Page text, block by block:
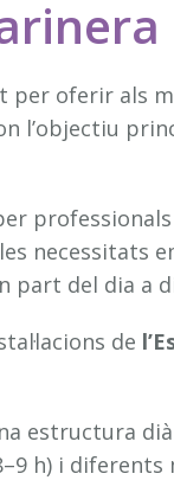
per oferir als
l’objectiu
necessitats
part del dia a
de
estructura
h) i